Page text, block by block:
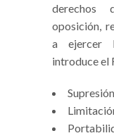
derechos
oposición,
a ejercer
introduce el